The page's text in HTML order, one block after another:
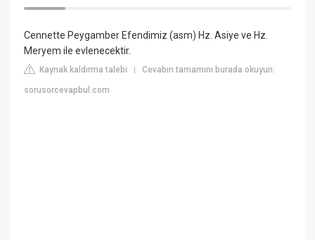
Cennette Peygamber Efendimiz (asm) Hz. Asiye ve Hz.
Meryem ile evlenecektir.
Kaynak kaldırma talebi |Cevabın tamamını burada okuyun:
sorusorcevapbul.com